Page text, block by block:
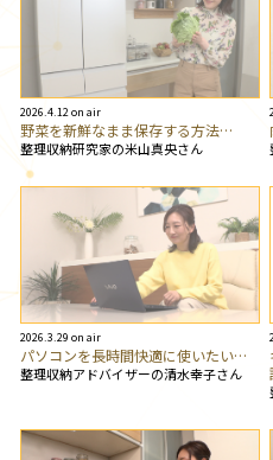
2026.4.12 on air
野菜を新鮮なまま保存する方法…
整理収納研究家の米山真央さん
2026.3.29 on air
パソコンを長時間快適に使いたい…
整理収納アドバイザーの清水幸子さん